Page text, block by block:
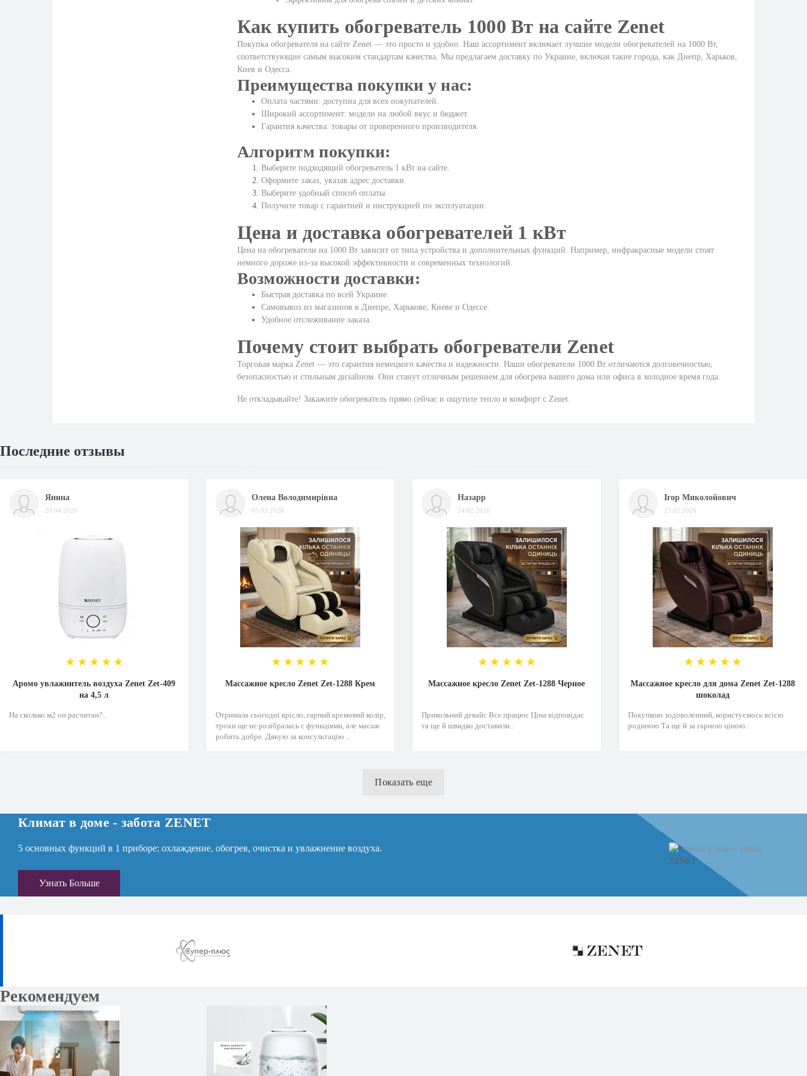
Как купить обогреватель 1000 Вт на сайте Zenet
Покупка обогревателя на сайте Zenet — это просто и удобно. Наш ассортимент включает лучшие модели обогревателей на 1000 Вт,
соответствующие самым высоким стандартам качества. Мы предлагаем доставку по Украине, включая такие города, как Днепр, Харьков,
Киев и Одесса.
Преимущества покупки у нас:
Оплата частями: доступна для всех покупателей.
Широкий ассортимент: модели на любой вкус и бюджет.
Гарантия качества: товары от проверенного производителя.
Алгоритм покупки:
Выберите подходящий обогреватель 1 кВт на сайте.
Оформите заказ, указав адрес доставки.
Выберите удобный способ оплаты.
Получите товар с гарантией и инструкцией по эксплуатации.
Цена и доставка обогревателей 1 кВт
Цена на обогреватели на 1000 Вт зависит от типа устройства и дополнительных функций. Например, инфракрасные модели стоят
немного дороже из-за высокой эффективности и современных технологий.
Возможности доставки:
Быстрая доставка по всей Украине.
Самовывоз из магазинов в Днепре, Харькове, Киеве и Одессе.
Удобное отслеживание заказа.
Почему стоит выбрать обогреватели Zenet
Торговая марка Zenet — это гарантия немецкого качества и надежности. Наши обогреватели 1000 Вт отличаются долговечностью,
безопасностью и стильным дизайном. Они станут отличным решением для обогрева вашего дома или офиса в холодное время года.
Не откладывайте! Закажите обогреватель прямо сейчас и ощутите тепло и комфорт с Zenet.
Последние отзывы
Янина
20.04.2026
Аромо увлажнитель воздуха Zenet Zet-409
на 4,5 л
На сколько м2 он расчитан?..
Олена Володимирівна
05.03.2026
Массажное кресло Zenet Zet-1288 Крем
Отримала сьогодні крісло, гарний кремовий колір,
трохи ще не розібралась с функціями, але масаж
робить добре. Дякую за консультацію ..
Назарр
24.02.2026
Массажное кресло Zenet Zet-1288 Черное
Прикольний девайс Все працює Ціна відповідає
та ще й швидко доставили..
Ігор Миколойович
23.02.2026
Массажное кресло для дома Zenet Zet-1288
шоколад
Покупкою зодоволенний, користуємось всією
родиною Та ще й за гарною ціною..
Показать еще
Климат в доме - забота ZENET
5 основных функций в 1 приборе: охлаждение, обогрев, очистка и увлажнение воздуха.
Узнать Больше
Рекомендуем